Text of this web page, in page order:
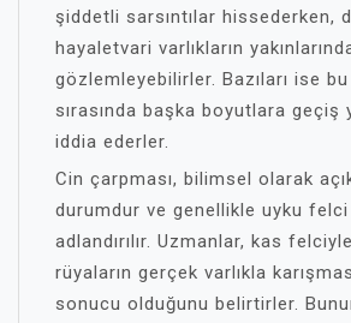
şiddetli sarsıntılar hissederken,
hayaletvari varlıkların
gözlemleyebilirler. Bazıları ise
sırasında başka boyutlara geçiş
iddia ederler.
Cin çarpması, bilimsel olarak
durumdur ve genellikle uyku
adlandırılır. Uzmanlar, kas
rüyaların gerçek varlıkla
sonucu olduğunu belirtirler.